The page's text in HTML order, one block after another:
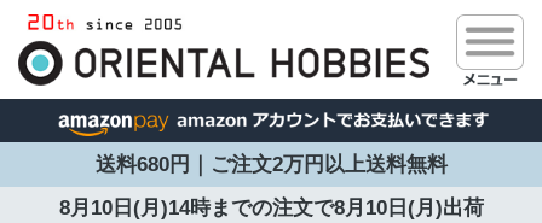
送料680円｜ご注文2万円以上送料無料
8月10日(月)14時までの注文で8月10日(月)出荷